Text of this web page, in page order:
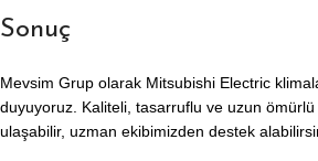
Sonuç
Mevsim Grup olarak Mitsubishi Electric
duyuyoruz. Kaliteli, tasarruflu ve uzun
ulaşabilir, uzman ekibimizden destek